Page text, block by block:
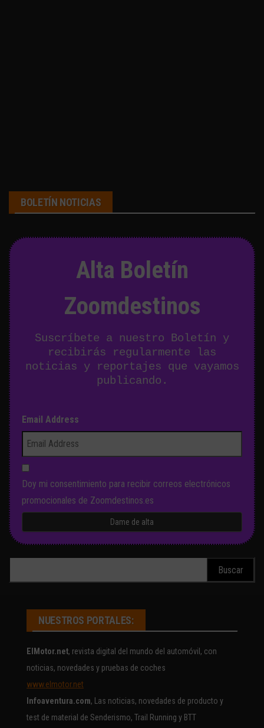
BOLETÍN NOTICIAS
Alta Boletín
Zoomdestinos
Suscríbete a nuestro Boletín y
recibirás regularmente las
noticias y reportajes que vayamos
publicando.
Email Address
Doy mi consentimiento para recibir correos electrónicos
promocionales de Zoomdestinos.es
NUESTROS PORTALES:
ElMotor.net, revista digital del mundo del automóvil, con
noticias, novedades y pruebas de coches
www.elmotor.net
Infoaventura.com, Las noticias, novedades de producto y
test de material de Senderismo, Trail Running y BTT